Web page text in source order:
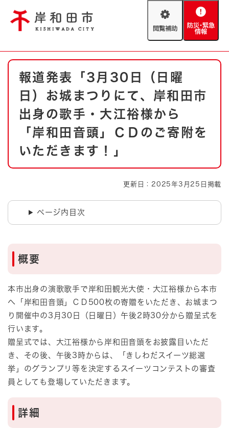
閲
助
防
緊
報
やさしい日本語
文字サイズ 標準 拡大
背景色変更 白 黒 青
とじる
防災・緊急情報 救急・消防
ハザードマップ AED設置箇所
とじる
本
報道発表「3月30日（日曜
日）お城まつりにて、岸和田市
出身の歌手・大江裕様から
「岸和田音頭」ＣＤのご寄附を
いただきます！」
更新日：2025年3月25日掲載
ページ内目次
概要
本市出身の演歌歌手で岸和田観光大使・大江裕様から本市
へ「岸和田音頭」ＣＤ500枚の寄贈をいただき、お城まつ
り開催中の3月30日（日曜日）午後2時30分から贈呈式を
行います。
贈呈式では、大江裕様から岸和田音頭をお披露目いただ
き、その後、午後3時からは、「きしわだスイーツ総選
挙」のグランプリ等を決定するスイーツコンテストの審査
員としても登場していただきます。
詳細​